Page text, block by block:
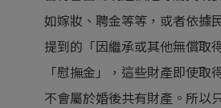
如嫁妝、聘金等等，或者依據
提到的「因繼承或其他無償取
「慰撫金」，這些財產即使取
不會屬於婚後共有財產。所以